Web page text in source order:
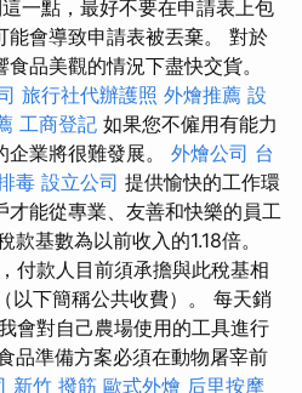
一點，最好不要在申請表上包
能會導致申請表被丟棄。 對於
品美觀的情況下盡快交貨。
旅行社代辦護照 外燴推薦 設
工商登記 如果您不僱用有能力
業將很難發展。 外燴公司 台
毒 設立公司 提供愉快的工作環
能從專業、友善和快樂的員工
基數為以前收入的1.18倍。
付款人目前須承擔與此稅基相
以下簡稱公共收費）。 每天銷
會對自己農場使用的工具進行
品準備方案必須在動物屠宰前
新竹 撥筋 歐式外燴 后里按摩